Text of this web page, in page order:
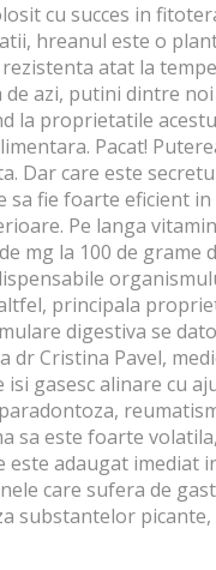
cu succes in
hreanul este o
atat la
de azi, putini dintre
la proprietatile
Pacat!
Dar care este
sa fie foarte eficient
Pe langa
mg la 100 de
principala
digestiva se
dr Cristina Pavel,
gasesc alinare cu
sa este foarte
este adaugat imediat
care sufera de
substantelor